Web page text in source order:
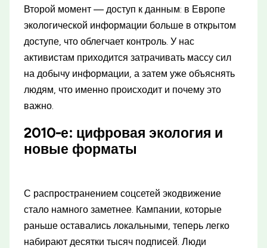
Второй момент — доступ к данным: в Европе
экологической информации больше в открытом
доступе, что облегчает контроль. У нас
активистам приходится затрачивать массу сил
на добычу информации, а затем уже объяснять
людям, что именно происходит и почему это
важно.
2010-е: цифровая экология и
новые форматы
С распространением соцсетей экодвижение
стало намного заметнее. Кампании, которые
раньше оставались локальными, теперь легко
набирают десятки тысяч подписей. Люди